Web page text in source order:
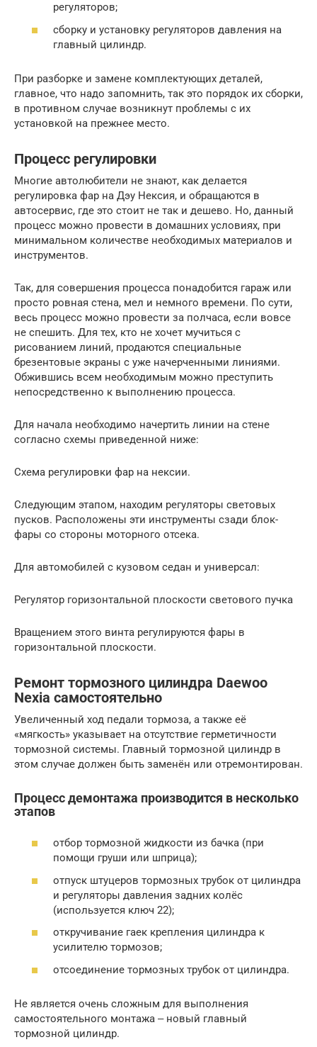
регуляторов;
сборку и установку регуляторов давления на
главный цилиндр.
При разборке и замене комплектующих деталей,
главное, что надо запомнить, так это порядок их сборки,
в противном случае возникнут проблемы с их
установкой на прежнее место.
Процесс регулировки
Многие автолюбители не знают, как делается
регулировка фар на Дэу Нексия, и обращаются в
автосервис, где это стоит не так и дешево. Но, данный
процесс можно провести в домашних условиях, при
минимальном количестве необходимых материалов и
инструментов.
Так, для совершения процесса понадобится гараж или
просто ровная стена, мел и немного времени. По сути,
весь процесс можно провести за полчаса, если вовсе
не спешить. Для тех, кто не хочет мучиться с
рисованием линий, продаются специальные
брезентовые экраны с уже начерченными линиями.
Обжившись всем необходимым можно преступить
непосредственно к выполнению процесса.
Для начала необходимо начертить линии на стене
согласно схемы приведенной ниже:
Схема регулировки фар на нексии.
Следующим этапом, находим регуляторы световых
пусков. Расположены эти инструменты сзади блок-
фары со стороны моторного отсека.
Для автомобилей с кузовом седан и универсал:
Регулятор горизонтальной плоскости светового пучка
Вращением этого винта регулируются фары в
горизонтальной плоскости.
Ремонт тормозного цилиндра Daewoo
Nexia самостоятельно
Увеличенный ход педали тормоза, а также её
«мягкость» указывает на отсутствие герметичности
тормозной системы. Главный тормозной цилиндр в
этом случае должен быть заменён или отремонтирован.
Процесс демонтажа производится в несколько
этапов
отбор тормозной жидкости из бачка (при
помощи груши или шприца);
отпуск штуцеров тормозных трубок от цилиндра
и регуляторы давления задних колёс
(используется ключ 22);
откручивание гаек крепления цилиндра к
усилителю тормозов;
отсоединение тормозных трубок от цилиндра.
Не является очень сложным для выполнения
самостоятельного монтажа ‒ новый главный
тормозной цилиндр.